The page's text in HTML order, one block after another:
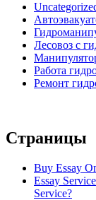
Лесовоз с
Работа
Ремонт
Страницы
Buy Essay
Essay
Service?